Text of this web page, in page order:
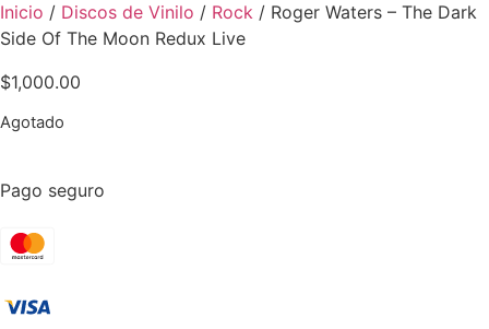
Inicio / Discos de Vinilo / Rock / Roger Waters – The Dark
Side Of The Moon Redux Live
$1,000.00
Agotado
Pago seguro